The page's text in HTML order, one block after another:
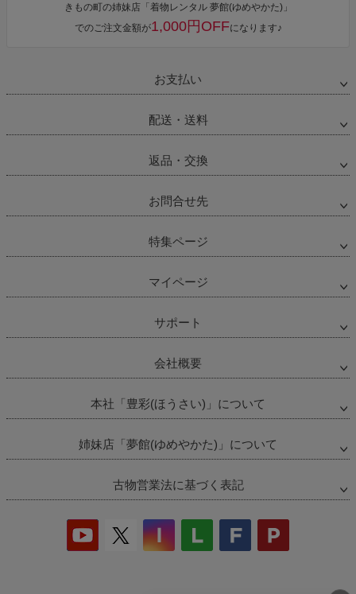
きもの町の姉妹店「着物レンタル 夢館(ゆめやかた)」
でのご注文金額が1,000円OFFになります♪
お支払い
配送・送料
返品・交換
お問合せ先
特集ページ
マイページ
サポート
会社概要
本社「豊彩(ほうさい)」について
姉妹店「夢館(ゆめやかた)」について
古物営業法に基づく表記